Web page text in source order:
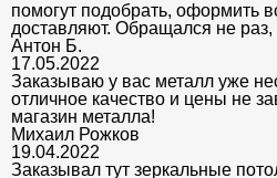
помогут подобрать, оформить
доставляют. Обращался не
Антон Б.
17.05.2022
Заказываю у вас металл уже
отличное качество и цены не
магазин металла!
Михаил Рожков
19.04.2022
Заказывал тут зеркальные